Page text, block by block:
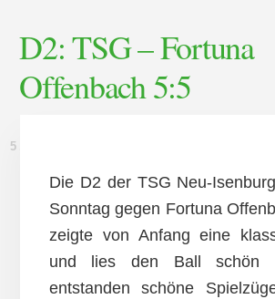
D2: TSG – Fortuna
Offenbach 5:5
5. NOVEMBER 2017
Die D2 der TSG Neu-
Sonntag gegen Fortuna
zeigte von Anfang eine
und lies den Ball schön
entstanden schöne